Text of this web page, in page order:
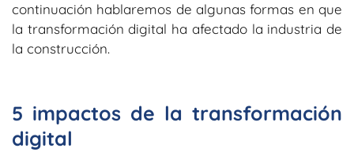
continuación hablaremos de algunas formas en que
la transformación digital ha afectado la industria de
la construcción.
5 impactos de la transformación
digital